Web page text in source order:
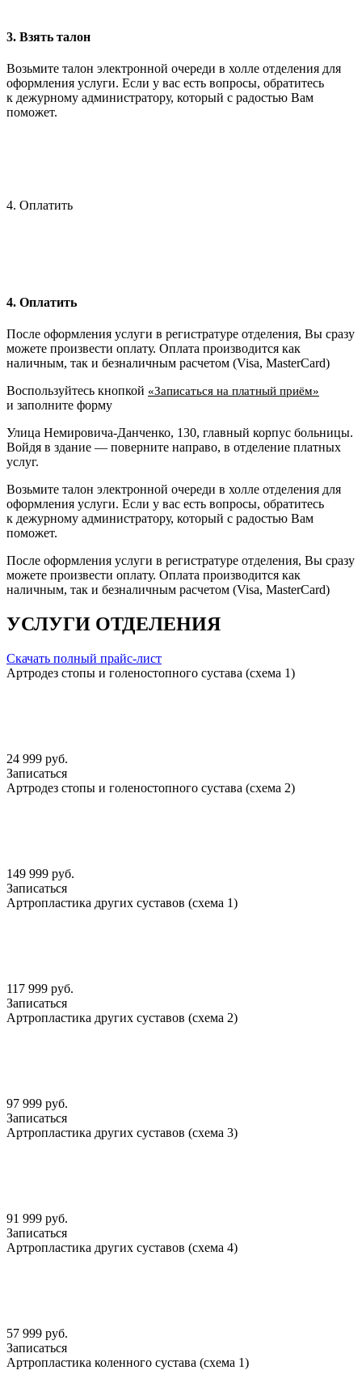
3. Взять талон
Возьмите талон электронной очереди в холле отделения для
оформления услуги. Если у вас есть вопросы, обратитесь
к дежурному администратору, который с радостью Вам
поможет.
4. Оплатить
4. Оплатить
После оформления услуги в регистратуре отделения, Вы сразу
можете произвести оплату. Оплата производится как
наличным, так и безналичным расчетом (Visa, MasterCard)
Воспользуйтесь кнопкой «Записаться на платный приём»
и заполните форму
Улица Немировича-Данченко, 130, главный корпус больницы.
Войдя в здание — поверните направо, в отделение платных
услуг.
Возьмите талон электронной очереди в холле отделения для
оформления услуги. Если у вас есть вопросы, обратитесь
к дежурному администратору, который с радостью Вам
поможет.
После оформления услуги в регистратуре отделения, Вы сразу
можете произвести оплату. Оплата производится как
наличным, так и безналичным расчетом (Visa, MasterCard)
УСЛУГИ ОТДЕЛЕНИЯ
Скачать полный прайс-лист
Артродез стопы и голеностопного сустава (схема 1)
24 999 руб.
Записаться
Артродез стопы и голеностопного сустава (схема 2)
149 999 руб.
Записаться
Артропластика других суставов (схема 1)
117 999 руб.
Записаться
Артропластика других суставов (схема 2)
97 999 руб.
Записаться
Артропластика других суставов (схема 3)
91 999 руб.
Записаться
Артропластика других суставов (схема 4)
57 999 руб.
Записаться
Артропластика коленного сустава (схема 1)